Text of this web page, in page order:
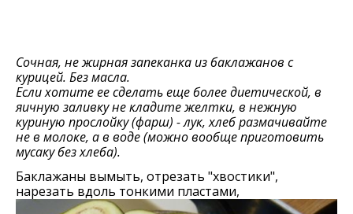
Сочная, не жирная запеканка из баклажанов с
курицей. Без масла.
Если хотите ее сделать еще более диетической, в
яичную заливку не кладите желтки, в нежную
куриную прослойку (фарш) - лук, хлеб размачивайте
не в молоке, а в воде (можно вообще приготовить
мусаку без хлеба).
Баклажаны вымыть, отрезать "хвостики",
нарезать вдоль тонкими пластами,